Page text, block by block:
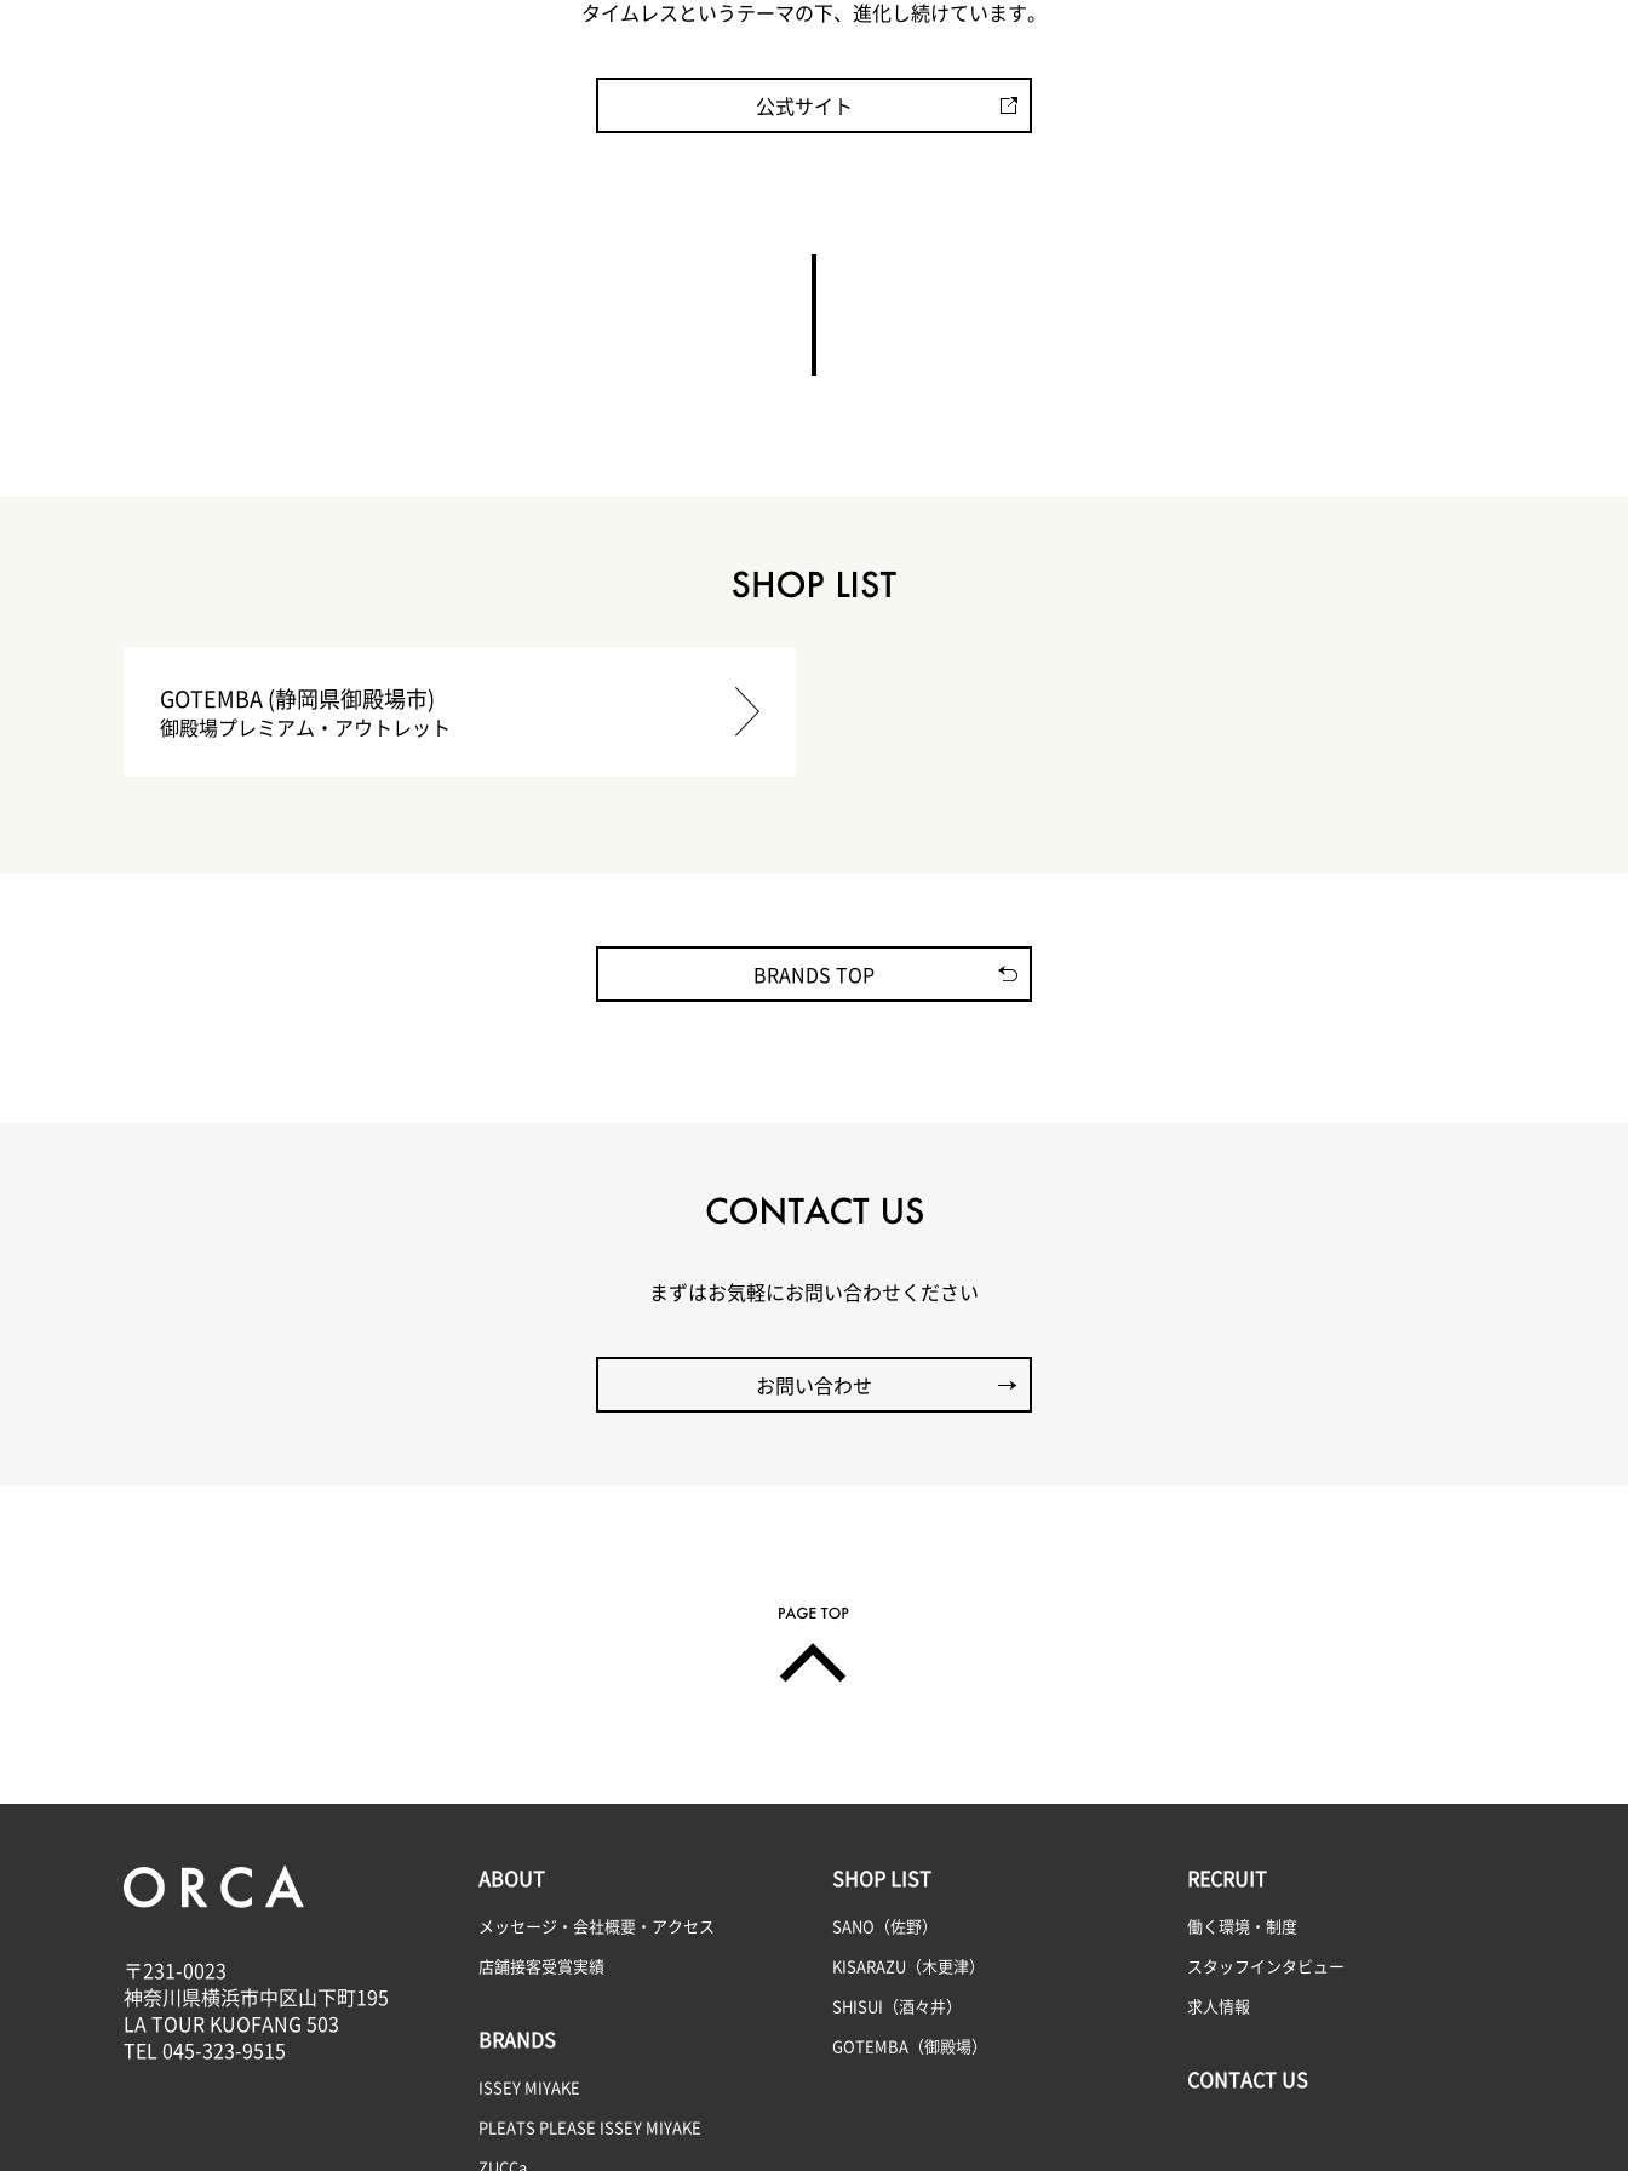
タイムレスというテーマの下、進化し続けています。
公式サイト
GOTEMBA (静岡県御殿場市)
御殿場プレミアム・アウトレット
BRANDS TOP
まずはお気軽にお問い合わせください
お問い合わせ
〒231-0023
神奈川県横浜市中区山下町195
LA TOUR KUOFANG 503
TEL045-323-9515
ABOUT
メッセージ・会社概要・アクセス
店舗接客受賞実績
BRANDS
ISSEY MIYAKE
PLEATS PLEASE ISSEY MIYAKE
SHOP LIST
SANO（佐野）
KISARAZU（木更津）
SHISUI（酒々井）
GOTEMBA（御殿場）
RECRUIT
働く環境・制度
スタッフインタビュー
求人情報
CONTACT US